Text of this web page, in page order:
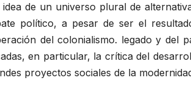
idea de un universo plural de
político, a pesar de ser el
del colonialismo. legado y del
en particular, la crítica del
proyectos sociales de la